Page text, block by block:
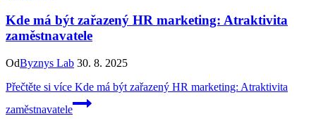
Kde má být zařazený HR marketing: Atraktivita
zaměstnavatele
OdByznys Lab 30. 8. 2025
Přečtěte si více Kde má být zařazený HR marketing: Atraktivita
zaměstnavatele